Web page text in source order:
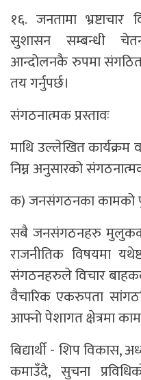
१६. जनतामा
सुशासन सम्बन्धी
आन्दोलनकै रुपमा संगठित
तय गर्नुपर्छ।
संगठनात्मक प्रस्तावः
माथि उल्लेखित कार्यक्रम
निम्न अनुसारको
क) जनसंगठनका कामको
सबै जनसंगठनहरु
राजनीतिक विषयमा
संगठनहरुले विचार
वैचारिक एकरुपता
आफ्नो पेशागत क्षेत्रमा काम
बिद्यार्थी - शिप
कमाउँदै, सुचना